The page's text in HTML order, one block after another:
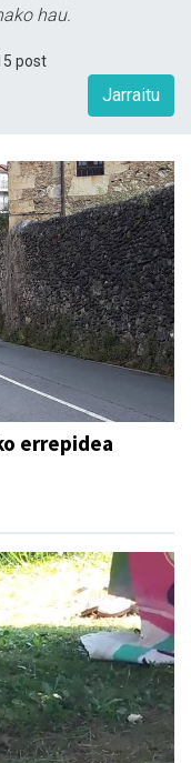
hau.
post
Jarraitu
errepidea